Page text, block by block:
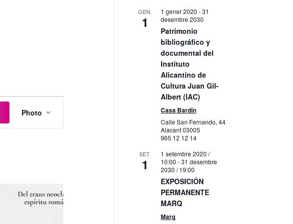
de
Photo
GEN.
1
1 gener 2020 -31
desembre 2030
Patrimonio
bibliográfico y
documental del
Instituto
Alicantino de
Cultura Juan Gil-
Albert (IAC)
Casa Bardín
Calle San Fernando, 44
Alacant03005
965 12 12 14
SET.
1
1 setembre 2020 /
10:00 -31 desembre
2030 / 19:00
EXPOSICIÓN
PERMANENTE
MARQ
Marq